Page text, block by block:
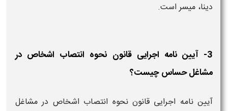
دینا، میسر است.
3- آیین نامه اجرایی قانون نحوه انتصاب اشخاص در
مشاغل حساس چیست؟
آیین نامه اجرایی قانون نحوه انتصاب اشخاص در مشاغل